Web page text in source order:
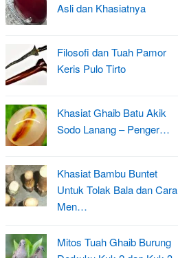
Asli dan Khasiatnya
Filosofi dan Tuah Pamor
Keris Pulo Tirto
Khasiat Ghaib Batu Akik
Sodo Lanang – Penger…
Khasiat Bambu Buntet
Untuk Tolak Bala dan Cara
Men…
Mitos Tuah Ghaib Burung